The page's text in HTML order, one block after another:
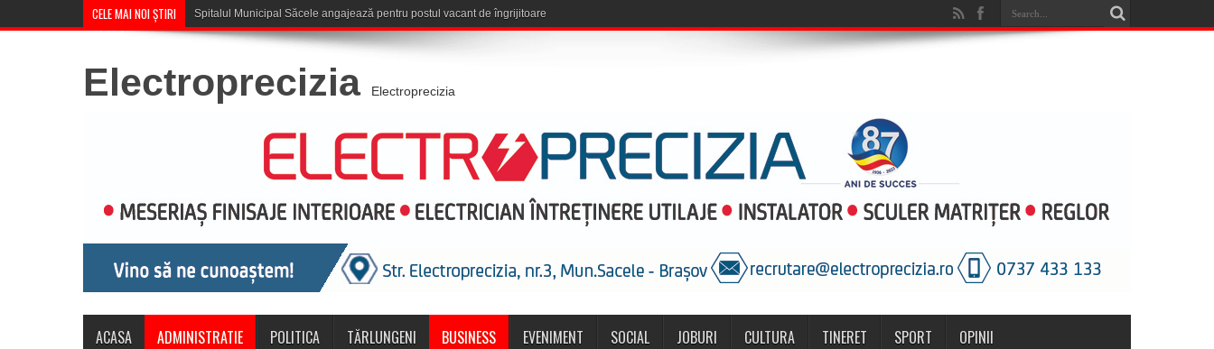
CELE MAI NOI ȘTIRI Săcele: Acțiune a polițiștil
Electroprecizia Electroprecizia
ACASA ADMINISTRATIE POLITICA TĂRLUNGENI BUSINESS EVENIMENT SOCIAL JOBURI CULTURA TINERET SPORT OPINII